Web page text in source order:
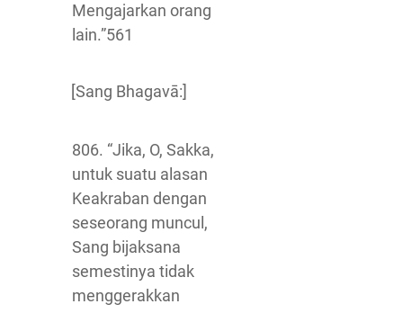
Mengajarkan orang
lain.”561
[Sang Bhagavā:]
806. “Jika, O, Sakka,
untuk suatu alasan
Keakraban dengan
seseorang muncul,
Sang bijaksana
semestinya tidak
menggerakkan